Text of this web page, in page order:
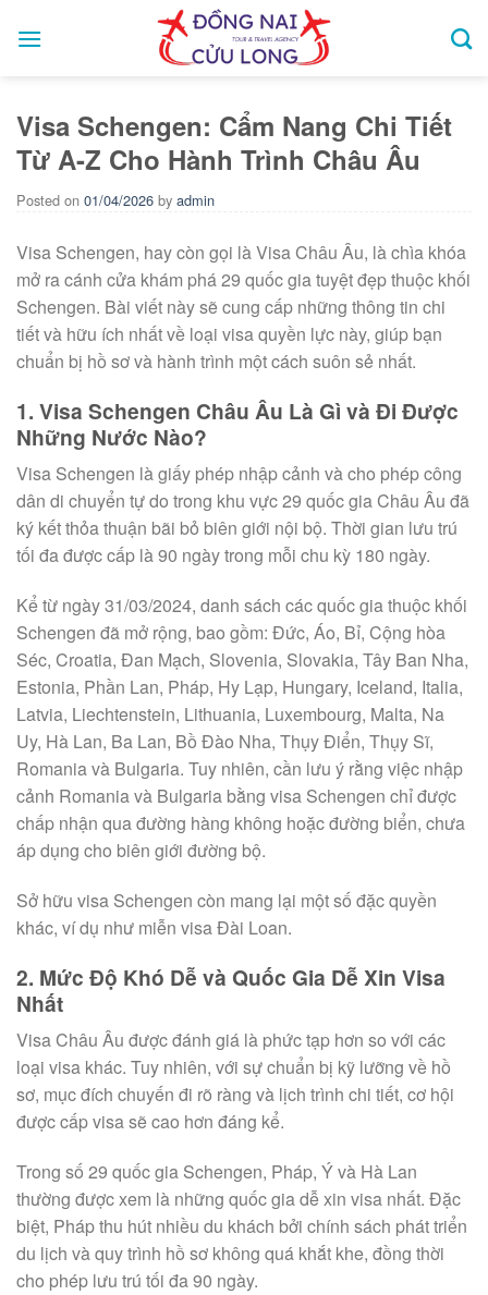
Visa Schengen: Cẩm Nang Chi Tiết
Từ A-Z Cho Hành Trình Châu Âu
Posted on 01/04/2026 by admin
Visa Schengen, hay còn gọi là Visa Châu Âu, là chìa khóa
mở ra cánh cửa khám phá 29 quốc gia tuyệt đẹp thuộc khối
Schengen. Bài viết này sẽ cung cấp những thông tin chi
tiết và hữu ích nhất về loại visa quyền lực này, giúp bạn
chuẩn bị hồ sơ và hành trình một cách suôn sẻ nhất.
1. Visa Schengen Châu Âu Là Gì và Đi Được
Những Nước Nào?
Visa Schengen là giấy phép nhập cảnh và cho phép công
dân di chuyển tự do trong khu vực 29 quốc gia Châu Âu đã
ký kết thỏa thuận bãi bỏ biên giới nội bộ. Thời gian lưu trú
tối đa được cấp là 90 ngày trong mỗi chu kỳ 180 ngày.
Kể từ ngày 31/03/2024, danh sách các quốc gia thuộc khối
Schengen đã mở rộng, bao gồm: Đức, Áo, Bỉ, Cộng hòa
Séc, Croatia, Đan Mạch, Slovenia, Slovakia, Tây Ban Nha,
Estonia, Phần Lan, Pháp, Hy Lạp, Hungary, Iceland, Italia,
Latvia, Liechtenstein, Lithuania, Luxembourg, Malta, Na
Uy, Hà Lan, Ba Lan, Bồ Đào Nha, Thụy Điển, Thụy Sĩ,
Romania và Bulgaria. Tuy nhiên, cần lưu ý rằng việc nhập
cảnh Romania và Bulgaria bằng visa Schengen chỉ được
chấp nhận qua đường hàng không hoặc đường biển, chưa
áp dụng cho biên giới đường bộ.
Sở hữu visa Schengen còn mang lại một số đặc quyền
khác, ví dụ như miễn visa Đài Loan.
2. Mức Độ Khó Dễ và Quốc Gia Dễ Xin Visa
Nhất
Visa Châu Âu được đánh giá là phức tạp hơn so với các
loại visa khác. Tuy nhiên, với sự chuẩn bị kỹ lưỡng về hồ
sơ, mục đích chuyến đi rõ ràng và lịch trình chi tiết, cơ hội
được cấp visa sẽ cao hơn đáng kể.
Trong số 29 quốc gia Schengen, Pháp, Ý và Hà Lan
thường được xem là những quốc gia dễ xin visa nhất. Đặc
biệt, Pháp thu hút nhiều du khách bởi chính sách phát triển
du lịch và quy trình hồ sơ không quá khắt khe, đồng thời
cho phép lưu trú tối đa 90 ngày.